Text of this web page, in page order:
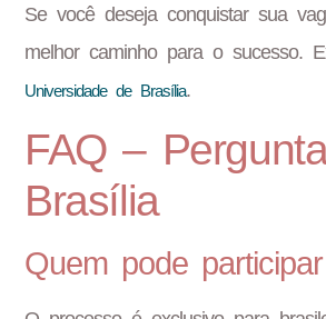
Se você deseja conquistar sua
melhor caminho para o sucesso.
Universidade de Brasília.
FAQ –
Brasília
Quem pode